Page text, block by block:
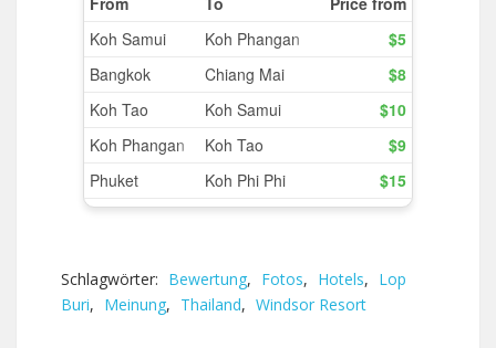
Schlagwörter: Bewertung, Fotos, Hotels, Lop
Buri, Meinung, Thailand, Windsor Resort